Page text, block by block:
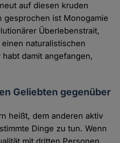
auf diesen kruden
gesprochen ist Monogamie
Überlebenstrait,
naturalistischen
damit angefangen,
Geliebten gegenüber
heißt, dem anderen aktiv
Dinge zu tun. Wenn